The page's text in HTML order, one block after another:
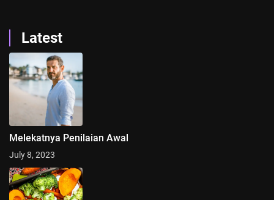
Latest
Melekatnya Penilaian Awal
July 8, 2023